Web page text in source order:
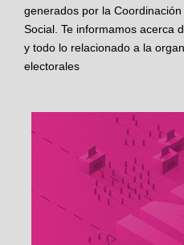
generados por la
Social. Te informamos acerca
y todo lo relacionado a la
electorales